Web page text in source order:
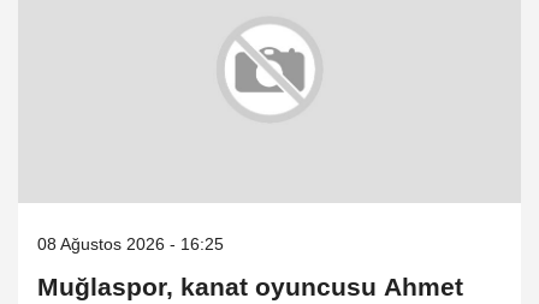
08 Ağustos 2026 - 16:25
Muğlaspor, kanat oyuncusu Ahmet